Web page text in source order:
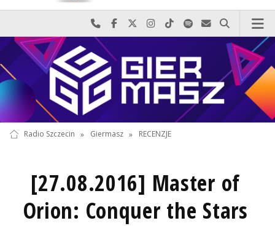
Najlepiej po prostu do nas zadzwoń
Odwiedź nas na Facebook-u
Odwiedź nas na X
Odwiedź nas na Instagram-ie
Odwiedź nas na TikTok-u
Szukaj nas na Spotify
Wyślij do nas
Szukaj
Radio Szczecin » Giermasz » RECENZJE
[27.08.2016] Master of
Orion: Conquer the Stars